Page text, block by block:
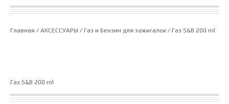
Главная / АКСЕССУАРЫ / Газ и Бензин для зажигалок / Газ S&B 200 ml
Газ S&B 200 ml